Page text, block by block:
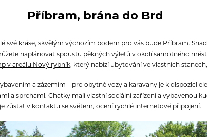
Příbram, brána do Brd
své kráse, skvělým výchozím bodem pro vás bude Příbram.
naplánovat spoustu pěkných výletů v okolí samotného
v areálu Nový rybník, který nabízí ubytování ve vlastních
a zázemím – pro obytné vozy a karavany je k dispozici
a sprchami. Chatky mají vlastní sociální zařízení a vybavenou
zůstat v kontaktu se světem, ocení rychlé internetové připojení.